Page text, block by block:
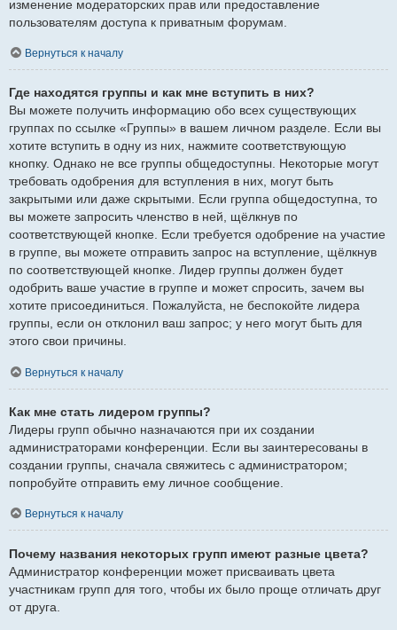
изменение модераторских прав или предоставление
пользователям доступа к приватным форумам.
Вернуться к началу
Где находятся группы и как мне вступить в них?
Вы можете получить информацию обо всех существующих
группах по ссылке «Группы» в вашем личном разделе. Если вы
хотите вступить в одну из них, нажмите соответствующую
кнопку. Однако не все группы общедоступны. Некоторые могут
требовать одобрения для вступления в них, могут быть
закрытыми или даже скрытыми. Если группа общедоступна, то
вы можете запросить членство в ней, щёлкнув по
соответствующей кнопке. Если требуется одобрение на участие
в группе, вы можете отправить запрос на вступление, щёлкнув
по соответствующей кнопке. Лидер группы должен будет
одобрить ваше участие в группе и может спросить, зачем вы
хотите присоединиться. Пожалуйста, не беспокойте лидера
группы, если он отклонил ваш запрос; у него могут быть для
этого свои причины.
Вернуться к началу
Как мне стать лидером группы?
Лидеры групп обычно назначаются при их создании
администраторами конференции. Если вы заинтересованы в
создании группы, сначала свяжитесь с администратором;
попробуйте отправить ему личное сообщение.
Вернуться к началу
Почему названия некоторых групп имеют разные цвета?
Администратор конференции может присваивать цвета
участникам групп для того, чтобы их было проще отличать друг
от друга.